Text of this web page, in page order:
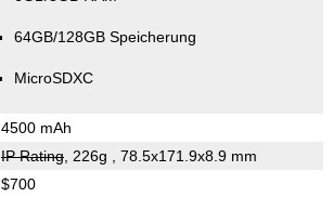
64GB/128GB Speicherung
MicroSDXC
4500 mAh
IP Rating, 226g , 78.5x171.9x8.9 mm
$700